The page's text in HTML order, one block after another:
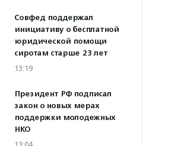
Совфед поддержал
инициативу о бесплатной
юридической помощи
сиротам старше 23 лет
13:19
Президент РФ подписал
закон о новых мерах
поддержки молодежных
НКО